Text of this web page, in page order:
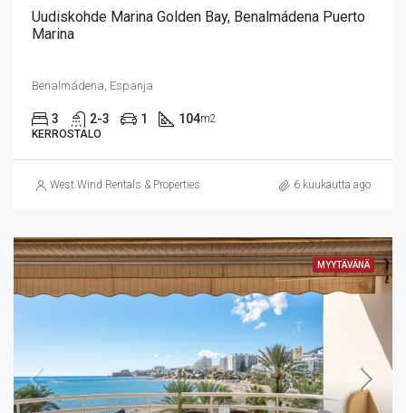
Uudiskohde Marina Golden Bay, Benalmádena Puerto
Marina
Benalmádena, Espanja
3 2-3 1 104m2
KERROSTALO
West Wind Rentals & Properties 6 kuukautta ago
MYYTÄVÄNÄ